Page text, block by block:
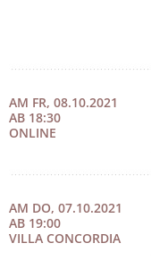
AM FR, 08.10.2021
AB 18:30
ONLINE
AM DO, 07.10.2021
AB 19:00
VILLA CONCORDIA